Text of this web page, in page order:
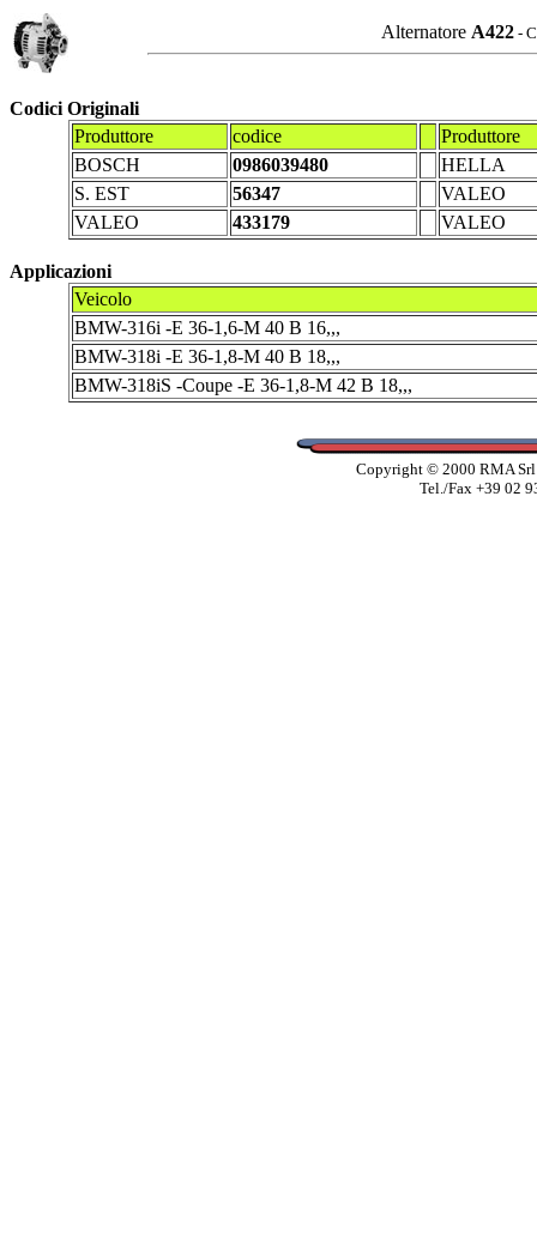
Alternatore A422-
Codici Originali
Produttore
codice
Produttore
BOSCH
0986039480
HELLA
S. EST
56347
VALEO
VALEO
433179 VALEO
Applicazioni
Veicolo
BMW-316i -E 36-1,6-M 40 B 16,,,
BMW-318i -E 36-1,8-M 40 B 18,,,
BMW-318iS -Coupe -E 36-1,8-M 42 B 18,,,
Copyright © 2000 RMA Srl
Tel./Fax +39 02